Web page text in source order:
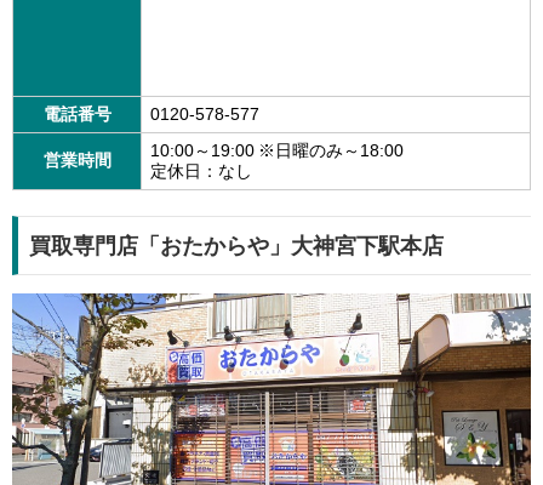
電話番号 0120-578-577
営業時間
10:00～19:00 ※日曜のみ～18:00
定休日：なし
買取専門店「おたからや」大神宮下駅本店